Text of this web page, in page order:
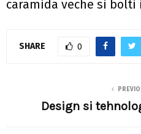
caramida veche si bolti
SHARE 0
Design si